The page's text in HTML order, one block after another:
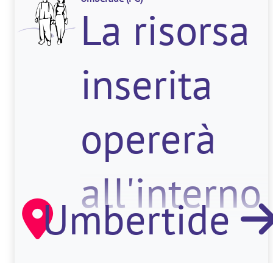
controllo
qualità e
si occup
La risorsa
inserita
opererà
all'interno
del
Umbertide